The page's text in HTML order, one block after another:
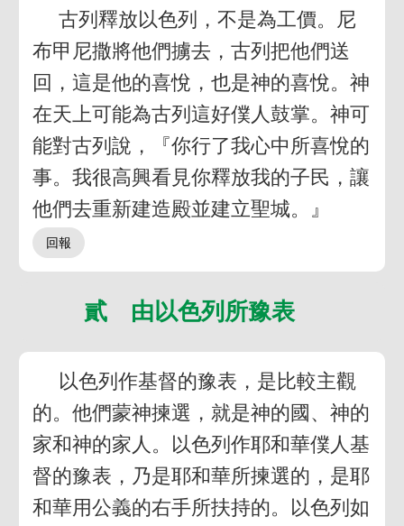
古列釋放以色列，不是為工價。尼
布甲尼撒將他們擄去，古列把他們送
回，這是他的喜悅，也是神的喜悅。神
在天上可能為古列這好僕人鼓掌。神可
能對古列說，『你行了我心中所喜悅的
事。我很高興看見你釋放我的子民，讓
他們去重新建造殿並建立聖城。』
貳 由以色列所豫表
以色列作基督的豫表，是比較主觀
的。他們蒙神揀選，就是神的國、神的
家和神的家人。以色列作耶和華僕人基
督的豫表，乃是耶和華所揀選的，是耶
和華用公義的右手所扶持的。以色列如